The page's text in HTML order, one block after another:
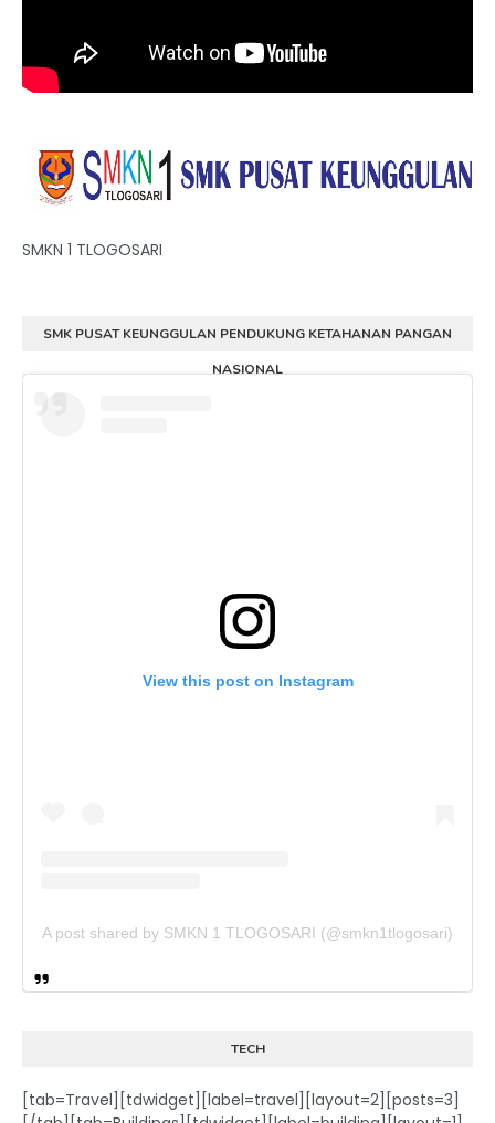
SMKN 1 TLOGOSARI
SMK PUSAT KEUNGGULAN PENDUKUNG KETAHANAN PANGAN
NASIONAL
View this post on Instagram
A post shared by SMKN 1 TLOGOSARI (@smkn1tlogosari)
TECH
[tab=Travel][tdwidget][label=travel][layout=2][posts=3]